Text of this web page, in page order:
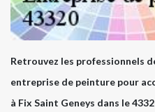
Retrouvez les professionnels
entreprise de peinture pour
à Fix Saint Geneys dans le